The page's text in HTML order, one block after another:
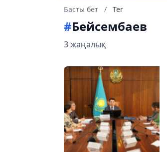
Басты бет / Тег
#Бейсембаев
3 жаңалық